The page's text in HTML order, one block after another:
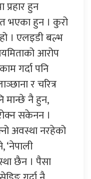
प्रहार हुन
भएका हुन । कुरो
। एलइडी बल्भ
आरोप
गर्दा पनि
र चरित्र
मान्छे नै हुन,
सकेनन ।
अवस्था नरहेको
छैन । पैसा